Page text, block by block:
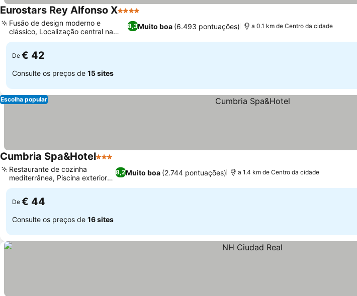
Eurostars Rey Alfonso X4 Estrelas
8,3Muito boa (6.493 pontuações)
Fusão de design moderno e
clássico, Localização central na
Plaza Mayor
a 0.1 km de Centro da cidade
De € 42
Consulte os preços de 15 sites
Escolha popular
Cumbria Spa&Hotel3 Estrelas
8,2Muito boa (2.744 pontuações)
Restaurante de cozinha
mediterrânea, Piscina exterior
sazonal
a 1.4 km de Centro da cidade
De € 44
Consulte os preços de 16 sites